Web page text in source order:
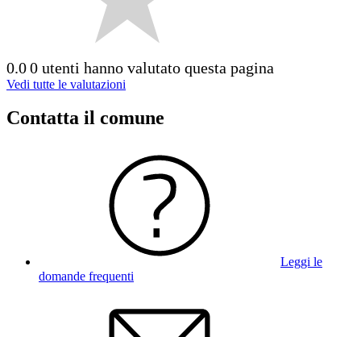
0.00 utenti hanno valutato questa pagina
Vedi tutte le valutazioni
Contatta il comune
Leggi le
domande frequenti